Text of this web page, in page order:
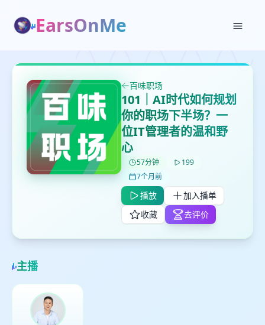
EarsOnMe
百味职场
101｜AI时代如何规划
你的职场下半场？一
位IT管理者的温和野
心
57分钟
199
7个月前
播放
加入播单
收藏
去评价
主播
打分
鼠标下留人
删除确认
取消 确认删除
加入播单
创建